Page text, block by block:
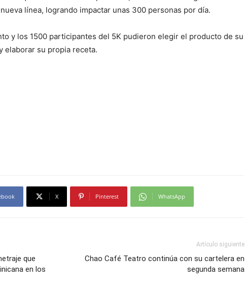
línea, logrando impactar unas 300 personas por día.
y los 1500 participantes del 5K pudieron elegir el producto de su
elaborar su propia receta.
X Pinterest WhatsApp
que
en los
Artículo siguiente
Chao Café Teatro continúa con su cartelera en
segunda semana